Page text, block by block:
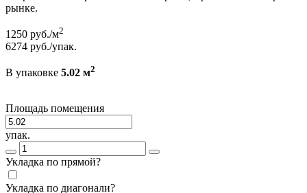
рынке.
1250 руб./м2
6274 руб./упак.
В упаковке 5.02 м2
Площадь помещения
упак.
Укладка по прямой?
Укладка по диагонали?